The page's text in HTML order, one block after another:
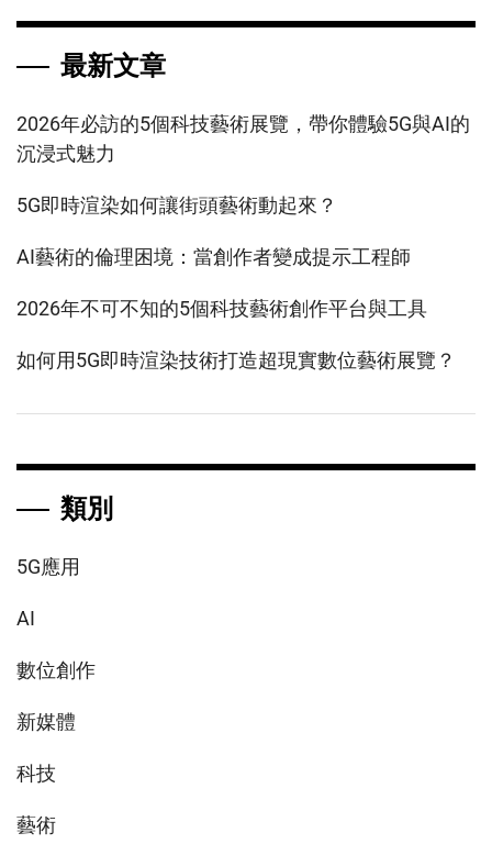
最新文章
2026年必訪的5個科技藝術展覽，帶你體驗5G與AI的
沉浸式魅力
5G即時渲染如何讓街頭藝術動起來？
AI藝術的倫理困境：當創作者變成提示工程師
2026年不可不知的5個科技藝術創作平台與工具
如何用5G即時渲染技術打造超現實數位藝術展覽？
類別
5G應用
AI
數位創作
新媒體
科技
藝術